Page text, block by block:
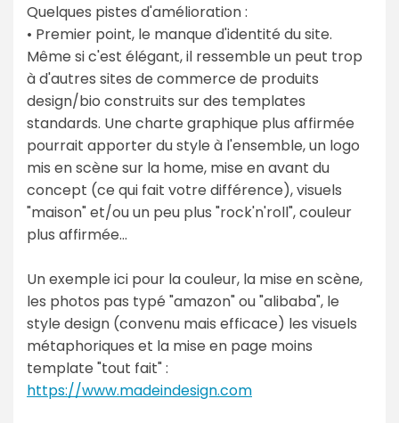
Quelques pistes d'amélioration :
• Premier point, le manque d'identité du site.
Même si c'est élégant, il ressemble un peut trop
à d'autres sites de commerce de produits
design/bio construits sur des templates
standards. Une charte graphique plus affirmée
pourrait apporter du style à l'ensemble, un logo
mis en scène sur la home, mise en avant du
concept (ce qui fait votre différence), visuels
"maison" et/ou un peu plus "rock'n'roll", couleur
plus affirmée…
Un exemple ici pour la couleur, la mise en scène,
les photos pas typé "amazon" ou "alibaba", le
style design (convenu mais efficace) les visuels
métaphoriques et la mise en page moins
template "tout fait" :
https://www.madeindesign.com